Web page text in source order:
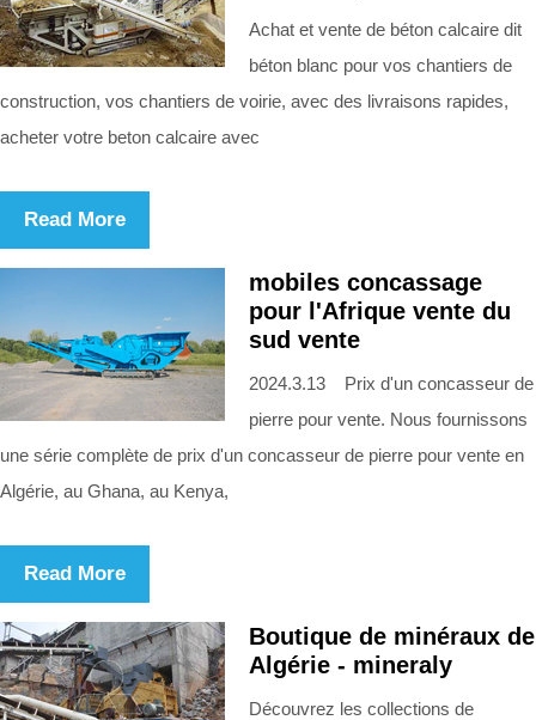
Achat et vente de béton calcaire dit
béton blanc pour vos chantiers de
construction, vos chantiers de voirie, avec des livraisons rapides,
acheter votre beton calcaire avec
Read More
mobiles concassage
pour l'Afrique vente du
sud vente
2024.3.13 Prix d'un concasseur de
pierre pour vente. Nous fournissons
une série complète de prix d'un concasseur de pierre pour vente en
Algérie, au Ghana, au Kenya,
Read More
Boutique de minéraux de
Algérie - mineraly
Découvrez les collections de